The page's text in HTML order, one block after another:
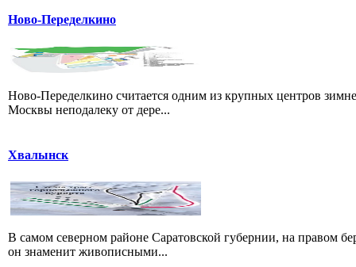
Ново-Переделкино
Ново-Переделкино считается одним из крупных центров
Москвы неподалеку от дере...
Хвалынск
В самом северном районе Саратовской губернии, на правом
он знаменит живописными...